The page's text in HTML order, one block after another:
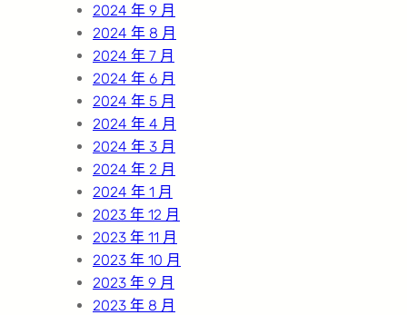
2024 年 9 月
2024 年 8 月
2024 年 7 月
2024 年 6 月
2024 年 5 月
2024 年 4 月
2024 年 3 月
2024 年 2 月
2024 年 1 月
2023 年 12 月
2023 年 11 月
2023 年 10 月
2023 年 9 月
2023 年 8 月